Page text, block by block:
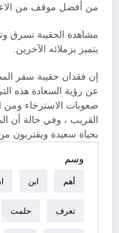
من أفضل موقف من
مشاهدة الحقيبة تسرق
يتميز بزملائه الآخرين.
إن فقدان حقيبة سفر
عن رؤية السعادة هذه
صعوبات الاسترخاء ومن
القريب ، وفي حالة أن
بحياة سعيدة ويقتربون
وسم
أهم ابن
تعرف حلمت